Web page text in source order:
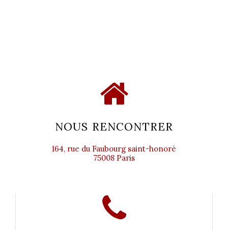
NOUS RENCONTRER
164, rue du Faubourg saint-honoré
75008 Paris